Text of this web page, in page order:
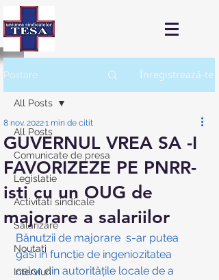
Postare Înregistrează-te
All Posts
Comunicate de presa
Legislatie
Activitati sindicale
Salarizare
Noutati
Interviuri
All Posts
GUVERNUL VREA SA -I
FAVORIZEZE PE PNRR-
isti cu un OUG de
majorare a salariilor
8 nov. 20221 min de citit
Bănutzii de majorare  s-ar putea
găsi in funcție de ingeniozitatea
celor din autoritățile locale de a